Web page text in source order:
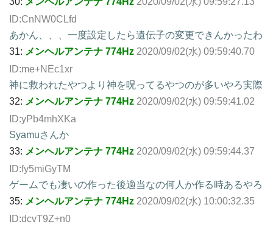
ID:CnNW0CLfd
あかん、、、一度設定したら遺伝子の変更できんかったわ
31: メンヘルアンテナ 774Hz 2020/09/02(水) 09:59:40.70
ID:me+NEc1xr
神に救われたやつより神を呪ってるやつのが多いやろ実際
32: メンヘルアンテナ 774Hz 2020/09/02(水) 09:59:41.02
ID:yPb4mhXKa
Syamuさんか
33: メンヘルアンテナ 774Hz 2020/09/02(水) 09:59:44.37
ID:fy5miGyTM
ゲームでも凄いの作った後適当なの何人か作る時あるやろ
35: メンヘルアンテナ 774Hz 2020/09/02(水) 10:00:32.35
ID:dcvT9Z+n0